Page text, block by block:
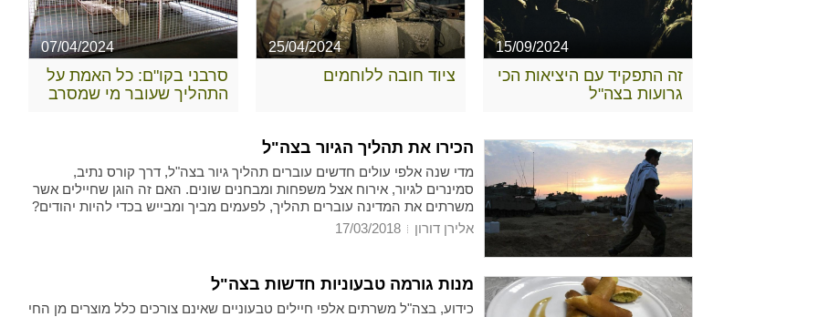
15/09/2024
זה התפקיד עם היציאות הכי
גרועות בצה"ל
25/04/2024
ציוד חובה ללוחמים
07/04/2024
סרבני בקו"ם: כל האמת על
התהליך שעובר מי שמסרב
הכירו את תהליך הגיור בצה"ל
מדי שנה אלפי עולים חדשים עוברים תהליך גיור בצה"ל, דרך קורס נתיב,
סמינרים לגיור, אירוח אצל משפחות ומבחנים שונים. האם זה הוגן שחיילים אשר
משרתים את המדינה עוברים תהליך, לפעמים מביך ומבייש בכדי להיות יהודים?
אלירן דורון
מנות גורמה טבעוניות חדשות בצה"ל
כידוע, בצה"ל משרתים אלפי חיילים טבעוניים שאינם צורכים כלל מוצרים מן החי